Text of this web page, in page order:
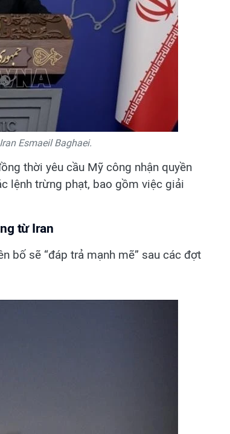
Esmaeil Baghaei.
thời yêu cầu Mỹ công nhận quyền
lệnh trừng phạt, bao gồm việc giải
từ Iran
bố sẽ “đáp trả mạnh mẽ” sau các đợt